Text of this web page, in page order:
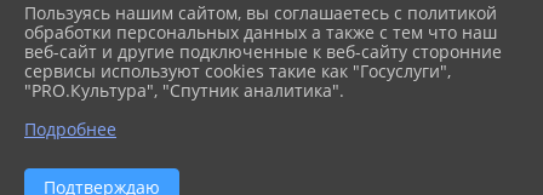
2026 г. dk-belglin.kultura23.ru
Вход
Карта сайта
Политика обработки персональных данных
Сделано на KubCMS
Разработка и поддержка
Пользуясь нашим сайтом, вы соглашаетесь с политикой
обработки персональных данных а также с тем что наш
веб-сайт и другие подключенные к веб-сайту сторонние
сервисы используют cookies такие как "Госуслуги",
"PRO.Культура", "Спутник аналитика".
Подробнее
Подтверждаю